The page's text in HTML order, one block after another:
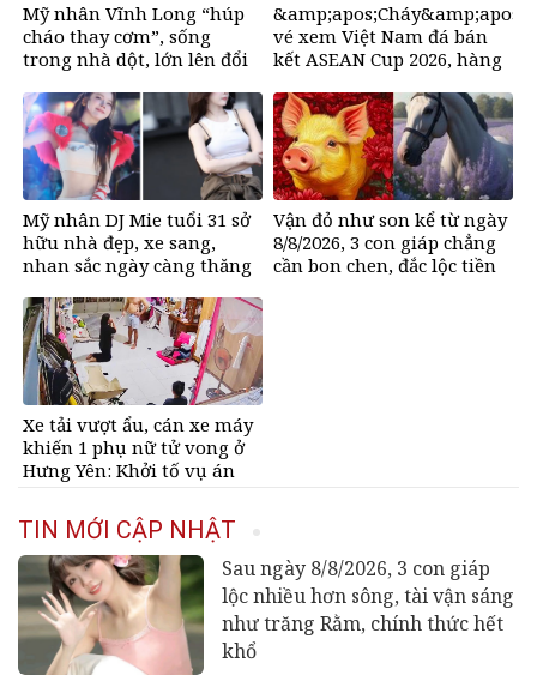
Mỹ nhân Vĩnh Long “húp
cháo thay cơm”, sống
trong nhà dột, lớn lên đổi
50 tỷ đồng
&amp;apos;Cháy&amp;apos;
vé xem Việt Nam đá bán
kết ASEAN Cup 2026, hàng
Mỹ nhân DJ Mie tuổi 31 sở
hữu nhà đẹp, xe sang,
nhan sắc ngày càng thăng
Vận đỏ như son kể từ ngày
8/8/2026, 3 con giáp chẳng
cần bon chen, đắc lộc tiền
Xe tải vượt ẩu, cán xe máy
khiến 1 phụ nữ tử vong ở
Hưng Yên: Khởi tố vụ án
TIN MỚI CẬP NHẬT
Sau ngày 8/8/2026, 3 con giáp
lộc nhiều hơn sông, tài vận sáng
như trăng Rằm, chính thức hết
khổ